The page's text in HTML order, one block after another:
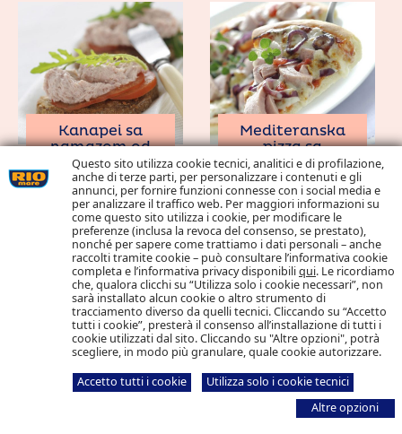
Questo sito utilizza cookie tecnici, analitici e di profilazione,
anche di terze parti, per personalizzare i contenuti e gli
annunci, per fornire funzioni connesse con i social media e
per analizzare il traffico web. Per maggiori informazioni su
come questo sito utilizza i cookie, per modificare le
preferenze (inclusa la revoca del consenso, se prestato),
nonché per sapere come trattiamo i dati personali – anche
raccolti tramite cookie – può consultare l’informativa cookie
completa e l’informativa privacy disponibiliqui. Le ricordiamo
che, qualora clicchi su “Utilizza solo i cookie necessari”, non
sarà installato alcun cookie o altro strumento di
tracciamento diverso da quelli tecnici. Cliccando su “Accetto
tutti i cookie”, presterà il consenso all’installazione di tutti i
cookie utilizzati dal sito. Cliccando su "Altre opzioni", potrà
scegliere, in modo più granulare, quale cookie autorizzare.
Accetto tutti i cookie
Utilizza solo i cookie tecnici
Altre opzioni
Kanapei sa
namazom od
tunjevine,
paradajzom i
rukolom
Mediteranska
pizza sa
tunjevinom i
crvenim lukom
namazom od
tunjevine i
praziluka